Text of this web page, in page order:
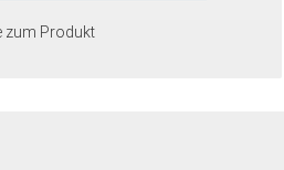
zum Produkt